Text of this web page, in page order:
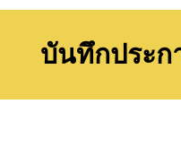
บันทึกประ